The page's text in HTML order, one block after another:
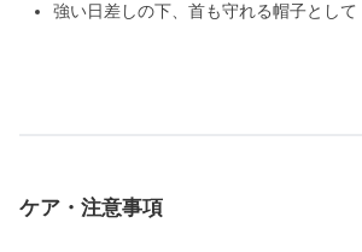
強い日差しの下、首も守れる帽子として
ケア・注意事項